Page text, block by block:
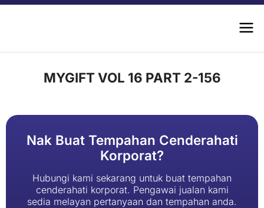
MYGIFT VOL 16 PART 2-156
Nak Buat Tempahan Cenderahati
Korporat?
Hubungi kami sekarang untuk buat tempahan
cenderahati korporat. Pengawai jualan kami
sedia melayan pertanyaan dan tempahan anda.